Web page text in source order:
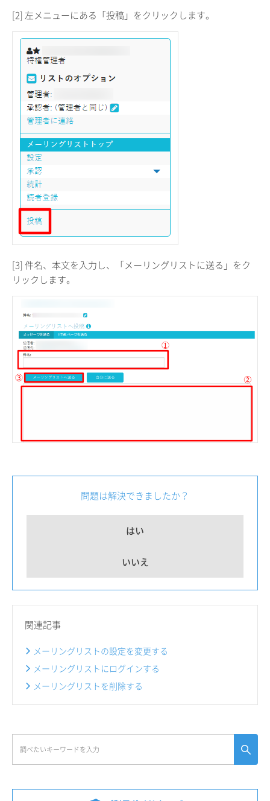
[2] 左メニューにある「投稿」をクリックします。
[3] 件名、本文を入力し、「メーリングリストに送る」をク
リックします。
問題は解決できましたか？
はい
いいえ
関連記事
メーリングリストの設定を変更する
メーリングリストにログインする
メーリングリストを削除する